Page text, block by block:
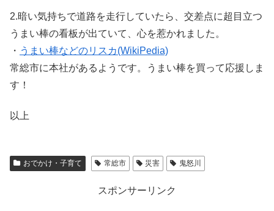
2.暗い気持ちで道路を走行していたら、交差点に超目立つ
うまい棒の看板が出ていて、心を惹かれました。
・ うまい棒などのリスカ(WikiPedia)
常総市に本社があるようです。うまい棒を買って応援しま
す！
以上
おでかけ・子育て 常総市 災害 鬼怒川
スポンサーリンク